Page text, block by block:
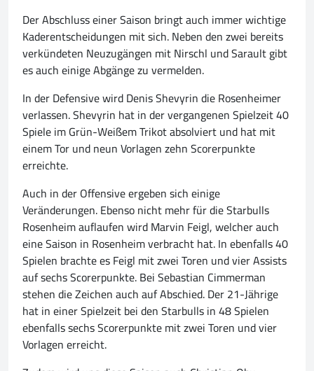
Der Abschluss einer Saison bringt auch immer wichtige
Kaderentscheidungen mit sich. Neben den zwei bereits
verkündeten Neuzugängen mit Nirschl und Sarault gibt
es auch einige Abgänge zu vermelden.
In der Defensive wird Denis Shevyrin die Rosenheimer
verlassen. Shevyrin hat in der vergangenen Spielzeit 40
Spiele im Grün-Weißem Trikot absolviert und hat mit
einem Tor und neun Vorlagen zehn Scorerpunkte
erreichte.
Auch in der Offensive ergeben sich einige
Veränderungen. Ebenso nicht mehr für die Starbulls
Rosenheim auflaufen wird Marvin Feigl, welcher auch
eine Saison in Rosenheim verbracht hat. In ebenfalls 40
Spielen brachte es Feigl mit zwei Toren und vier Assists
auf sechs Scorerpunkte. Bei Sebastian Cimmerman
stehen die Zeichen auch auf Abschied. Der 21-Jährige
hat in einer Spielzeit bei den Starbulls in 48 Spielen
ebenfalls sechs Scorerpunkte mit zwei Toren und vier
Vorlagen erreicht.